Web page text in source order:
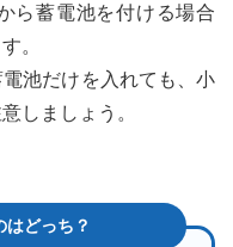
ら蓄電池を付ける場合
。
池だけを入れても、小
しましょう。